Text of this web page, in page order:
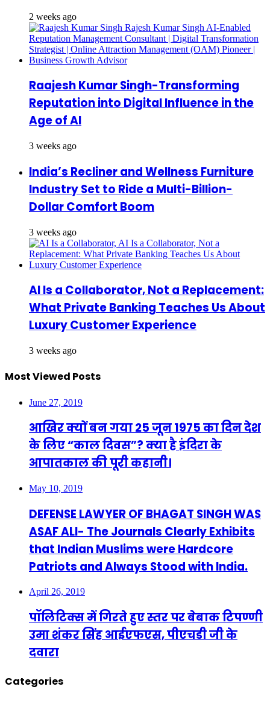
2 weeks ago
Raajesh Kumar Singh-Transforming
Reputation into Digital Influence in the
Age of AI
3 weeks ago
India’s Recliner and Wellness Furniture
Industry Set to Ride a Multi-Billion-
Dollar Comfort Boom
3 weeks ago
AI Is a Collaborator, Not a Replacement:
What Private Banking Teaches Us About
Luxury Customer Experience
3 weeks ago
Most Viewed Posts
June 27, 2019
आखिर क्यों बन गया 25 जून 1975 का दिन देश
के लिए “काल दिवस”? क्या है इंदिरा के
आपातकाल की पूरी कहानी।
May 10, 2019
DEFENSE LAWYER OF BHAGAT SINGH WAS
ASAF ALI- The Journals Clearly Exhibits
that Indian Muslims were Hardcore
Patriots and Always Stood with India.
April 26, 2019
पॉलिटिक्स में गिरते हुए स्तर पर बेबाक टिपण्णी
उमा शंकर सिंह आईएफएस, पीएचडी जी के
दवारा
Categories